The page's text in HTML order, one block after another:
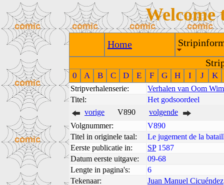
Welcome
Home
0 A B C D E F G H I J K
Stripverhalenserie:
Verhalen van Oom Wim
Titel:
Het godsoordeel
vorige
V890
volgende
Volgnummer:
V890
Titel in originele taal:
Le jugement de la
Eerste publicatie in:
SP1587
Datum eerste uitgave:
09-68
Lengte in pagina's:
6
Tekenaar:
Juan Manuel Cicuéndez